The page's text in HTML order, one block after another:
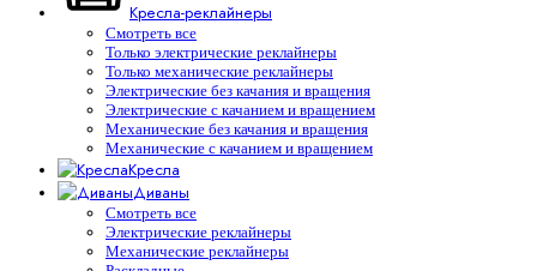
Кресла-реклайнеры
Смотреть все
Только электрические реклайнеры
Только механические реклайнеры
Электрические без качания и вращения
Электрические с качанием и вращением
Механические без качания и вращения
Механические с качанием и вращением
Кресла
Диваны
Смотреть все
Электрические реклайнеры
Механические реклайнеры